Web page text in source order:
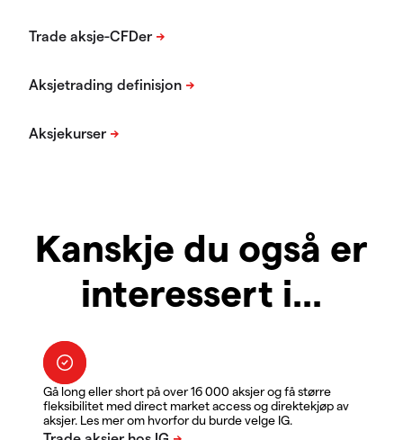
Kanskje du også er
interessert i...
Gå long eller short på over 16 000 aksjer og få større
fleksibilitet med direct market access og direktekjøp av
aksjer. Les mer om hvorfor du burde velge IG.